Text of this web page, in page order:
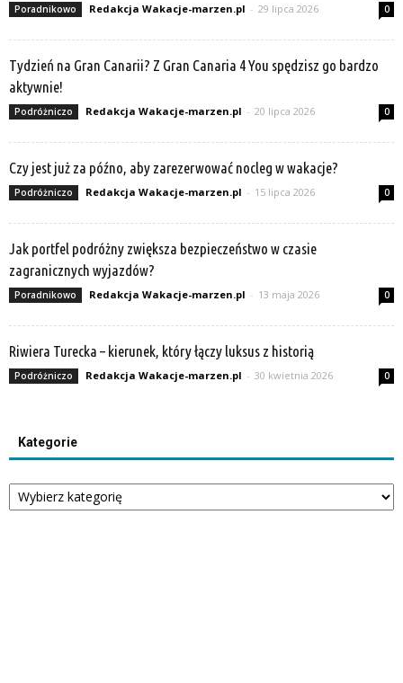
Poradnikowo Redakcja Wakacje-marzen.pl - 29 lipca 2026 0
Tydzień na Gran Canarii? Z Gran Canaria 4 You spędzisz go bardzo
aktywnie!
Podróżniczo Redakcja Wakacje-marzen.pl - 20 lipca 2026 0
Czy jest już za późno, aby zarezerwować nocleg w wakacje?
Podróżniczo Redakcja Wakacje-marzen.pl - 15 lipca 2026 0
Jak portfel podróżny zwiększa bezpieczeństwo w czasie
zagranicznych wyjazdów?
Poradnikowo Redakcja Wakacje-marzen.pl - 13 maja 2026 0
Riwiera Turecka – kierunek, który łączy luksus z historią
Podróżniczo Redakcja Wakacje-marzen.pl - 30 kwietnia 2026 0
Kategorie
Kategorie